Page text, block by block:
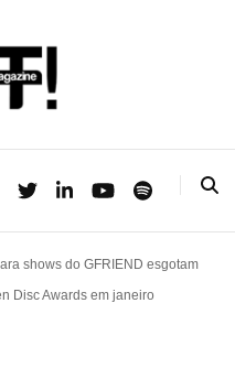
shows do GFRIEND esgotam
Disc Awards em janeiro